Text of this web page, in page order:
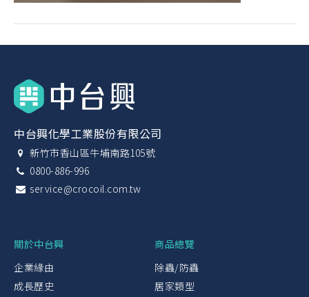
中台興化學工業股份有限公司
新竹市香山區牛埔南路105號
0800-886-996
service@crocoil.com.tw
關於中台興
企業緣由
成長歷史
商品總覽
除蟲/防蟲
居家類型